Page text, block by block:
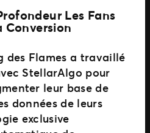
Les Fans
Conversion
des Flames a travaillé
StellarAlgo pour
leur base de
données de leurs
exclusive